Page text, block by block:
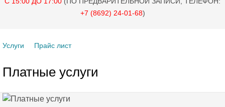
+7 (8692) 24-01-68)
Услуги Прайс лист
Платные услуги